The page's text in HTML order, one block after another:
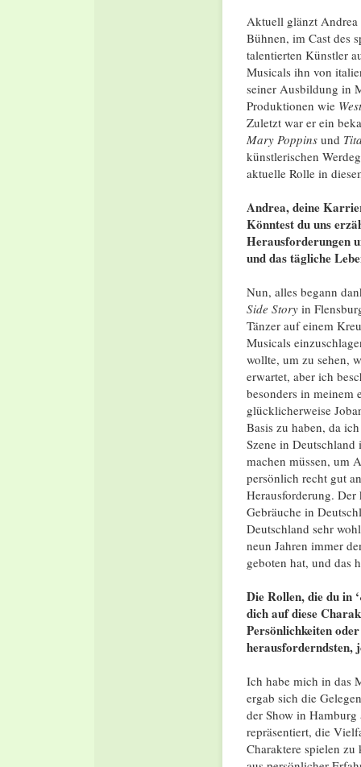
Aktuell glänzt Andrea
Bühnen, im Cast des
talentierten Künstler
Musicals ihn von
seiner Ausbildung in
Produktionen wie
Zuletzt war er ein
Mary Poppinsund
künstlerischen
aktuelle Rolle in
Andrea, deine
Könntest du uns
Herausforderungen
und das tägliche
Nun, alles begann
Side Storyin
Tänzer auf einem
Musicals
wollte, um zu sehen,
erwartet, aber ich
besonders in meinem
glücklicherweise
Basis zu haben, da
Szene in
machen müssen, um
persönlich recht gut
Herausforderung.
Gebräuche in
Deutschland sehr
neun Jahren immer
geboten hat, und das
Die Rollen, die du in
dich auf diese
Persönlichkeiten
herausforderndsten,
Ich habe mich in das
ergab sich die
der Show in Hamburg
repräsentiert, die
Charaktere spielen